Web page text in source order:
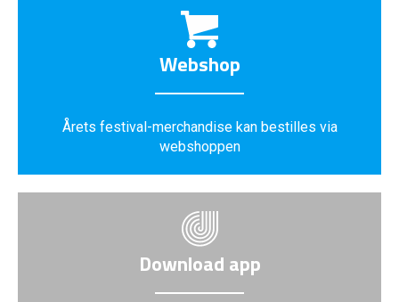
Webshop
Årets festival-merchandise kan bestilles via
webshoppen
Download app